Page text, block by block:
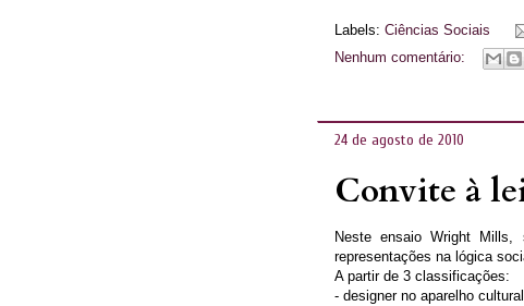
Labels: Ciências Sociais
Nenhum comentário:
24 de agosto de 2010
Convite à
Neste ensaio Wright
representações na lógica
A partir de 3 classificações:
- designer no aparelho